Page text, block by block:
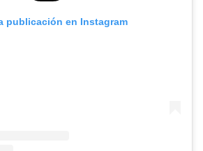
publicación en Instagram